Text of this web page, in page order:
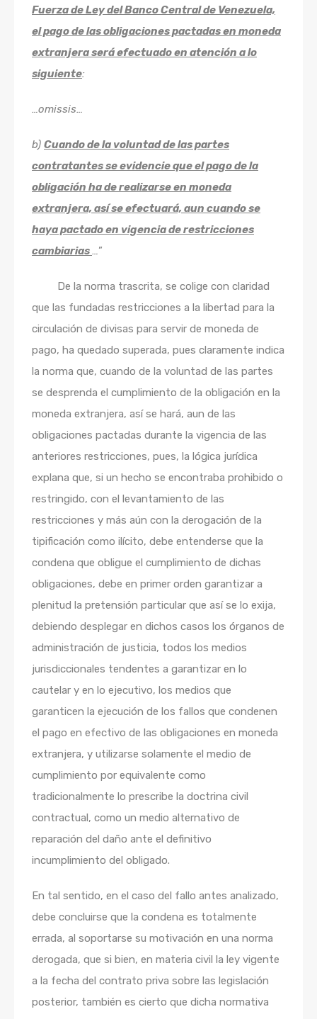
Fuerza de Ley del Banco Central de Venezuela,
el pago de las obligaciones pactadas en moneda
extranjera será efectuado en atención a lo
siguiente:
…omissis…
b) Cuando de la voluntad de las partes
contratantes se evidencie que el pago de la
obligación ha de realizarse en moneda
extranjera, así se efectuará, aun cuando se
haya pactado en vigencia de restricciones
cambiarias…”
De la norma trascrita, se colige con claridad
que las fundadas restricciones a la libertad para la
circulación de divisas para servir de moneda de
pago, ha quedado superada, pues claramente indica
la norma que, cuando de la voluntad de las partes
se desprenda el cumplimiento de la obligación en la
moneda extranjera, así se hará, aun de las
obligaciones pactadas durante la vigencia de las
anteriores restricciones, pues, la lógica jurídica
explana que, si un hecho se encontraba prohibido o
restringido, con el levantamiento de las
restricciones y más aún con la derogación de la
tipificación como ilícito, debe entenderse que la
condena que obligue el cumplimiento de dichas
obligaciones, debe en primer orden garantizar a
plenitud la pretensión particular que así se lo exija,
debiendo desplegar en dichos casos los órganos de
administración de justicia, todos los medios
jurisdiccionales tendentes a garantizar en lo
cautelar y en lo ejecutivo, los medios que
garanticen la ejecución de los fallos que condenen
el pago en efectivo de las obligaciones en moneda
extranjera, y utilizarse solamente el medio de
cumplimiento por equivalente como
tradicionalmente lo prescribe la doctrina civil
contractual, como un medio alternativo de
reparación del daño ante el definitivo
incumplimiento del obligado.
En tal sentido, en el caso del fallo antes analizado,
debe concluirse que la condena es totalmente
errada, al soportarse su motivación en una norma
derogada, que si bien, en materia civil la ley vigente
a la fecha del contrato priva sobre las legislación
posterior, también es cierto que dicha normativa